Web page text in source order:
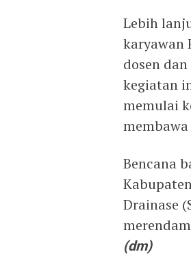
Lebih
karyawan
dosen
kegiatan
memulai
membawa
Bencana
Drainase
(dm)